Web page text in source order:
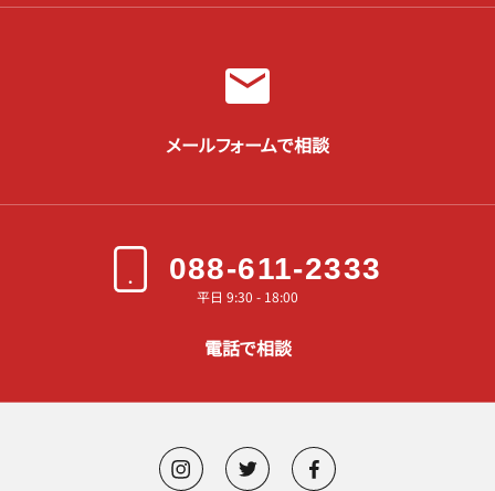
メールフォームで相談
088-611-2333
平日 9:30 - 18:00
電話で相談